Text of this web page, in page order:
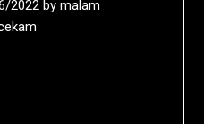
2022 by malam